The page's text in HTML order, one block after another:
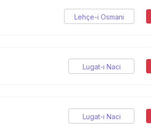
Lehçe-i Osmani
Lugat-ı Naci
Lugat-ı Naci